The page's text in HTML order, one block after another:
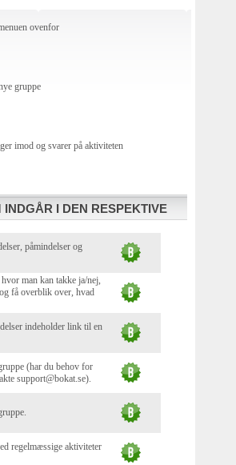
ovenfor
gruppe
imod og svarer på aktiviteten
INDGÅR I DEN RESPEKTIVE
påmindelser og
man kan takke ja/nej,
få overblik over, hvad
indeholder link til en
(har du behov for
support@bokat.se).
regelmæssige aktiviteter